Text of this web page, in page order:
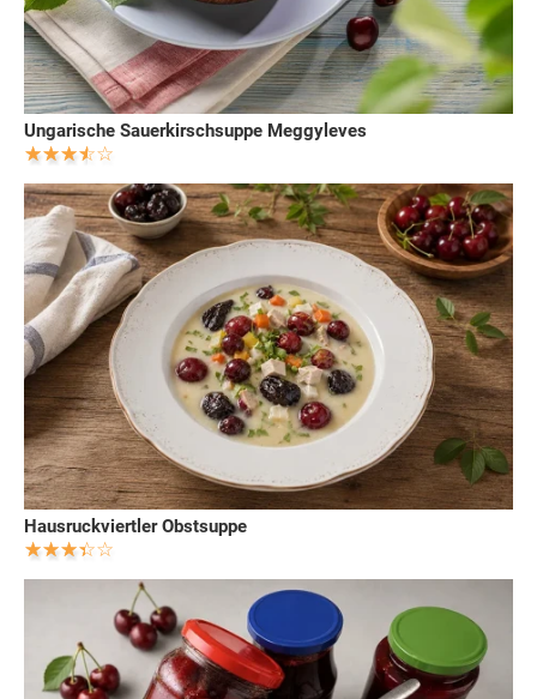
Ungarische Sauerkirschsuppe Meggyleves
Hausruckviertler Obstsuppe